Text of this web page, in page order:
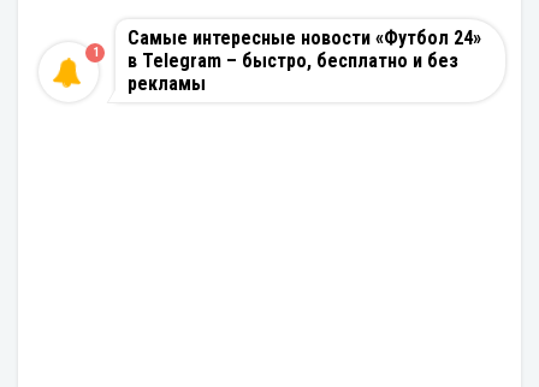
Самые интересные новости «Футбол 24»
в Telegram – быстро, бесплатно и без
рекламы
1